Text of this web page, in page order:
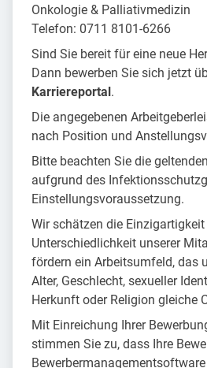
Onkologie & Palliativmedizin
Telefon: 0711 8101-6266
Sind Sie bereit für eine neue
Dann bewerben Sie sich jetzt
Karriereportal.
Die angegebenen
nach Position und
Bitte beachten Sie die
aufgrund des
Einstellungsvoraussetzung.
Wir schätzen die Einzigartigkeit
Unterschiedlichkeit unserer
fördern ein Arbeitsumfeld, das
Alter, Geschlecht, sexueller
Herkunft oder Religion gleiche
Mit Einreichung Ihrer
stimmen Sie zu, dass Ihre